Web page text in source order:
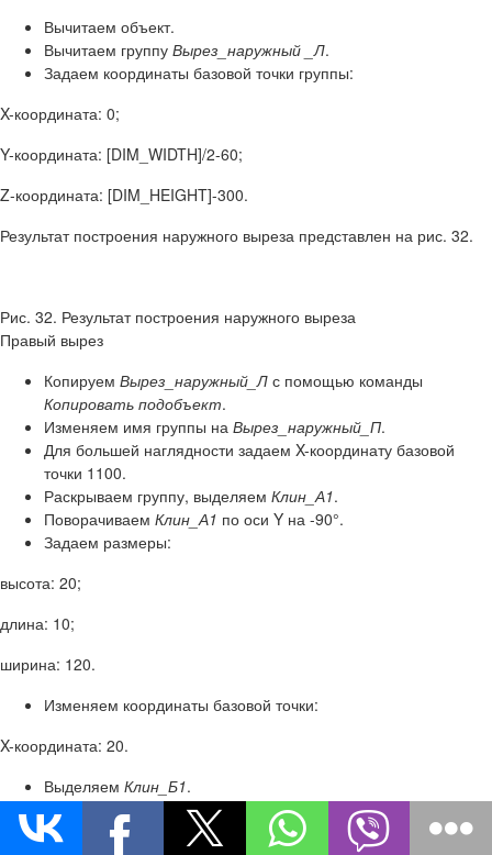
Вычитаем объект.
Вычитаем группу Вырез_наружный _Л.
Задаем координаты базовой точки группы:
X-координата: 0;
Y-координата: [DIM_WIDTH]/2-60;
Z-координата: [DIM_HEIGHT]-300.
Результат построения наружного выреза представлен на рис. 32.
Рис. 32. Результат построения наружного выреза
Правый вырез
Копируем Вырез_наружный_Л с помощью команды
Копировать подобъект.
Изменяем имя группы на Вырез_наружный_П.
Для большей наглядности задаем X-координату базовой
точки 1100.
Раскрываем группу, выделяем Клин_А1.
Поворачиваем Клин_А1 по оси Y на -90°.
Задаем размеры:
высота: 20;
длина: 10;
ширина: 120.
Изменяем координаты базовой точки:
X-координата: 20.
Выделяем Клин_Б1.
Поворачиваем
Клин_Б1 по оси Y на 90°.
Задаем размеры: